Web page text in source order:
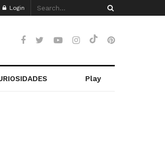
Login
Play